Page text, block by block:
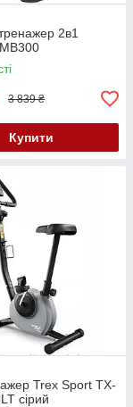
2в1
3 839 ₴
Купити
Trex Sport TX-
сірий